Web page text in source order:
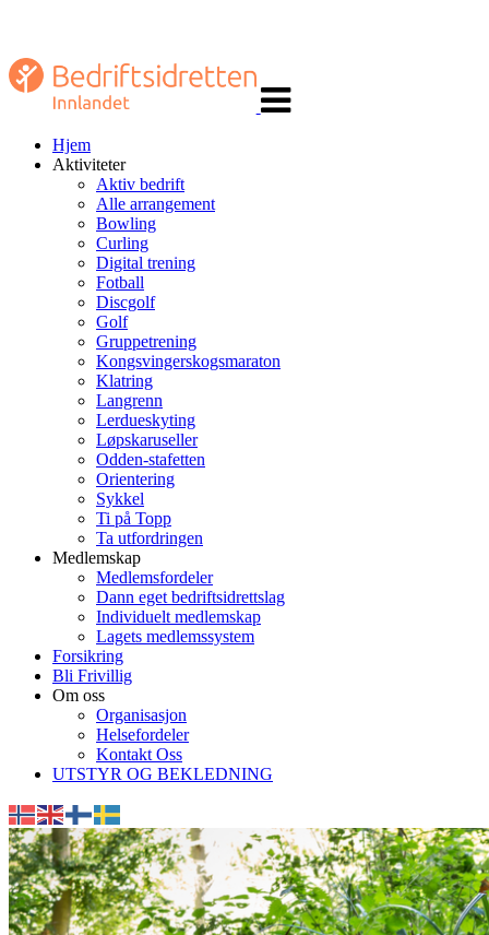
navigasjon
Hjem
Aktiviteter
Aktiv bedrift
Alle arrangement
Bowling
Curling
Digital trening
Fotball
Discgolf
Golf
Gruppetrening
Kongsvingerskogsmaraton
Klatring
Langrenn
Lerdueskyting
Løpskaruseller
Odden-stafetten
Orientering
Sykkel
Ti på Topp
Ta utfordringen
Medlemskap
Medlemsfordeler
Dann eget bedriftsidrettslag
Individuelt medlemskap
Lagets medlemssystem
Forsikring
Bli Frivillig
Om oss
Organisasjon
Helsefordeler
Kontakt Oss
UTSTYR OG BEKLEDNING